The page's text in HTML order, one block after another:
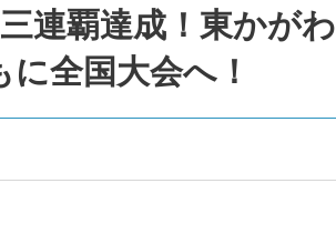
連覇達成！東かが
に全国大会へ！